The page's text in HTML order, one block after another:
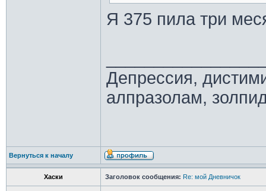
Я 375 пила три
Депрессия,
алпразолам,
Вернуться к началу
Хаски Заголовок сообщения: Re: мой Дневничок